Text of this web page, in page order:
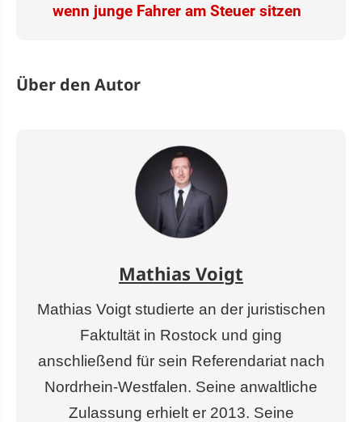
wenn junge Fahrer am Steuer sitzen
Über den Autor
Mathias Voigt
Mathias Voigt studierte an der juristischen
Faktultät in Rostock und ging
anschließend für sein Referendariat nach
Nordrhein-Westfalen. Seine anwaltliche
Zulassung erhielt er 2013. Seine